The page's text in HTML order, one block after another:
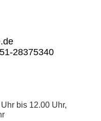
28375340
bis 12.00 Uhr,